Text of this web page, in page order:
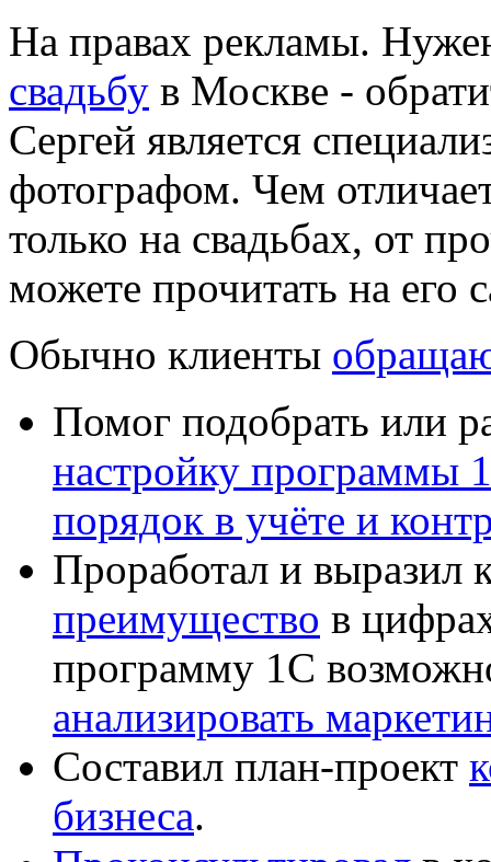
На правах рекламы.
свадьбу в Москве -
Сергей является
фотографом. Чем
только на свадьбах, от
можете прочитать на его
Обычно клиенты
Помог подобрать или
настройку программы
порядок в учёте и
Проработал и выразил
преимущество в
программу 1С
анализировать
Составил план-проект
бизнеса.